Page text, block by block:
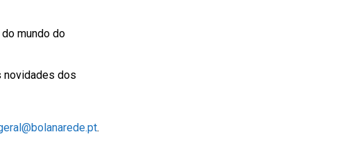
mundo do
novidades dos
.